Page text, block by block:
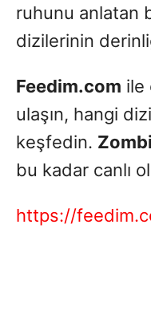
ruhunu anlatan
dizilerinin
Feedim.com ile
ulaşın, hangi
keşfedin.
bu kadar canlı
https://